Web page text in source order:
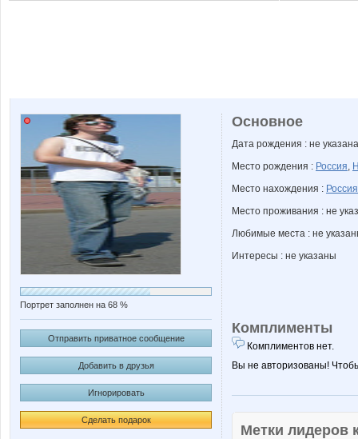
Портрет заполнен на 68 %
Отправить приватное сообщение
Добавить в друзья
Игнорировать
Сделать подарок
Основное
Дата рождения : не указана
Место рождения : Россия,
Место нахождения : Россия
Место проживания : не
Любимые места : не
Интересы : не указаны
Комплименты
Комплиментов нет.
Вы не авторизованы!
Метки